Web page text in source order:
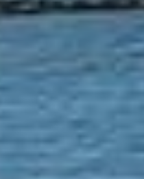
את
בארה"ב –
בארה"ב